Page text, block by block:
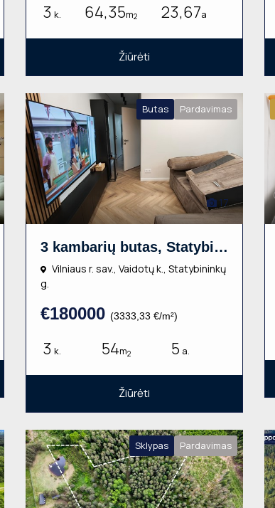
3 k. 64,35m2 23,67a
Žiūrėti
Butas Pardavimas
17
3 kambarių butas, Statybininkų g., 54m², 5 aukštas, €180000
Vilniaus r. sav., Vaidotų k., Statybininkų
g.
€180000 (3333,33 €/m²)
3 k. 54m2 5 a.
Žiūrėti
Sklypas Pardavimas